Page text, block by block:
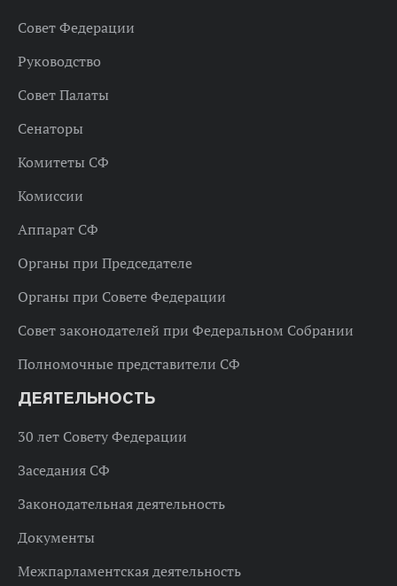
Совет Федерации
Руководство
Совет Палаты
Сенаторы
Комитеты СФ
Комиссии
Аппарат СФ
Органы при Председателе
Органы при Совете Федерации
Совет законодателей при Федеральном Собрании
Полномочные представители СФ
ДЕЯТЕЛЬНОСТЬ
30 лет Совету Федерации
Заседания СФ
Законодательная деятельность
Документы
Межпарламентская деятельность